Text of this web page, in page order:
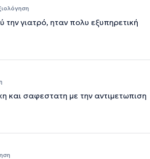
την γιατρό, ηταν πολυ εξυπηρετική
και σαφεστατη με την αντιμετωπιση